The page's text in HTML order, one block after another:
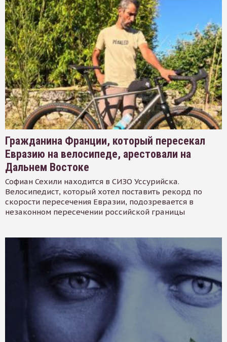
Гражданина Франции, который пересекал
Евразию на велосипеде, арестовали на
Дальнем Востоке
Софиан Сехили находится в СИЗО Уссурийска.
Велосипедист, который хотел поставить рекорд по
скорости пересечения Евразии, подозревается в
незаконном пересечении российской границы